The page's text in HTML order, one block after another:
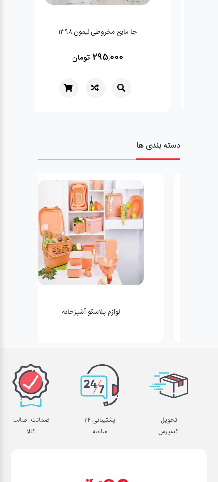
جا مایع مخروطی لیمون 1398
295,000 تومان
دسته بندی ها
لوازم پلاسکو آشپزخانه
تحویل
اکسپرس
پشتیبانی 24
ساعته
ضمانت اصالت
کالا